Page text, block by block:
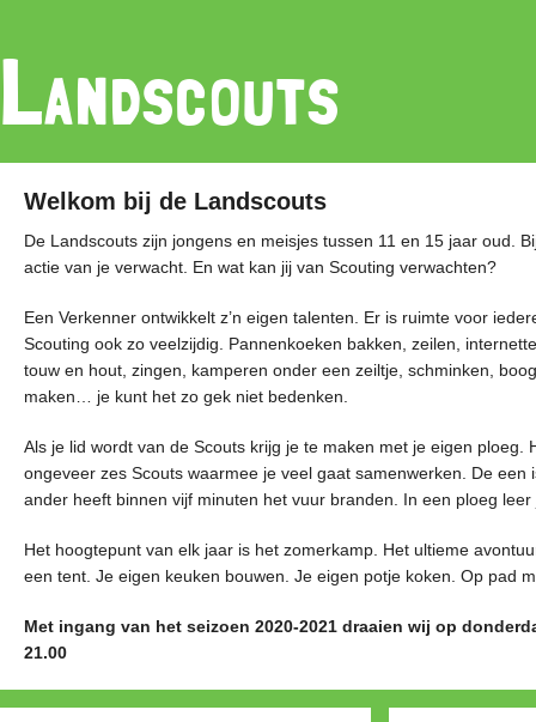
Landscouts
Welkom bij de Landscouts
De Landscouts zijn jongens en meisjes tussen 11 en 15 jaar oud.
actie van je verwacht. En wat kan jij van Scouting verwachten?
Een Verkenner ontwikkelt z’n eigen talenten. Er is ruimte voor
Scouting ook zo veelzijdig. Pannenkoeken bakken, zeilen,
touw en hout, zingen, kamperen onder een zeiltje, schminken,
maken… je kunt het zo gek niet bedenken.
Als je lid wordt van de Scouts krijg je te maken met je eigen ploeg.
ongeveer zes Scouts waarmee je veel gaat samenwerken. De een
ander heeft binnen vijf minuten het vuur branden. In een ploeg leer
Het hoogtepunt van elk jaar is het zomerkamp. Het ultieme
een tent. Je eigen keuken bouwen. Je eigen potje koken. Op pad
Met ingang van het seizoen 2020-2021 draaien wij op
21.00